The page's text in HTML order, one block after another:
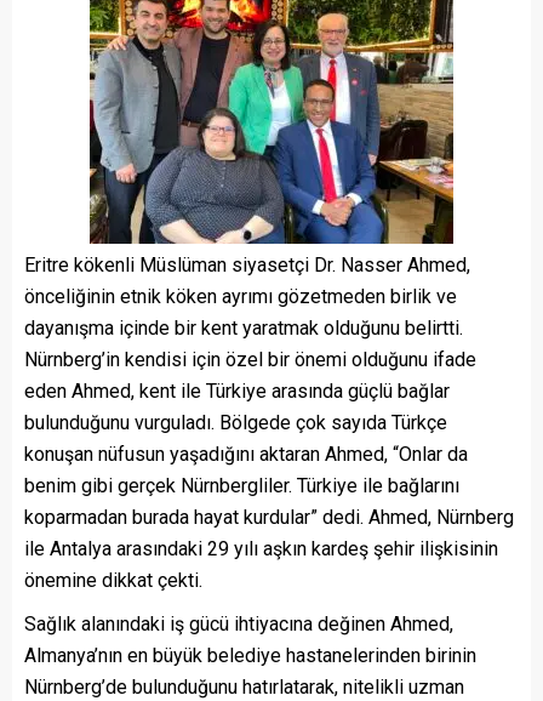
Eritre kökenli Müslüman siyasetçi Dr. Nasser Ahmed,
önceliğinin etnik köken ayrımı gözetmeden birlik ve
dayanışma içinde bir kent yaratmak olduğunu belirtti.
Nürnberg’in kendisi için özel bir önemi olduğunu ifade
eden Ahmed, kent ile Türkiye arasında güçlü bağlar
bulunduğunu vurguladı. Bölgede çok sayıda Türkçe
konuşan nüfusun yaşadığını aktaran Ahmed, “Onlar da
benim gibi gerçek Nürnbergliler. Türkiye ile bağlarını
koparmadan burada hayat kurdular” dedi. Ahmed, Nürnberg
ile Antalya arasındaki 29 yılı aşkın kardeş şehir ilişkisinin
önemine dikkat çekti.
Sağlık alanındaki iş gücü ihtiyacına değinen Ahmed,
Almanya’nın en büyük belediye hastanelerinden birinin
Nürnberg’de bulunduğunu hatırlatarak, nitelikli uzman